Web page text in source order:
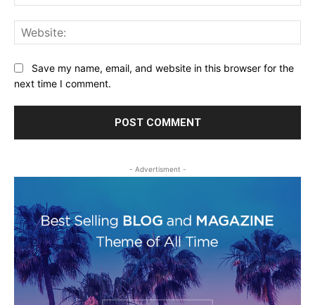
Save my name, email, and website in this browser for the
next time I comment.
- Advertisment -